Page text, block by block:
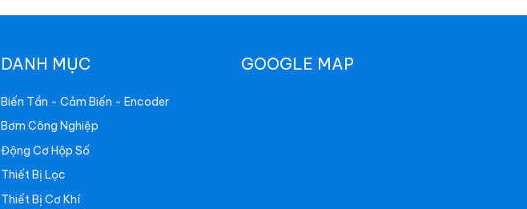
DANH MỤC
Biến Tần - Cảm Biến - Encoder
Bơm Công Nghiệp
Động Cơ Hộp Số
Thiết Bị Lọc
Thiết Bị Cơ Khí
GOOGLE MAP